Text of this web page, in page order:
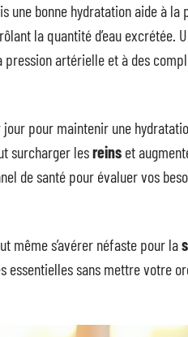
une bonne hydratation aide à la
la quantité d’eau excrétée.
artérielle et à des
pour maintenir une
surcharger lesreins et
de santé pour évaluer vos
même s’avérer néfaste pour la
sans mettre votre